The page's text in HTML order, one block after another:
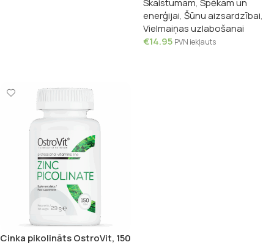
Skaistumam, Spēkam un
enerģijai, Šūnu aizsardzībai,
Vielmaiņas uzlabošanai
€14.95 PVN iekļauts
Cinka pikolināts OstroVit, 150